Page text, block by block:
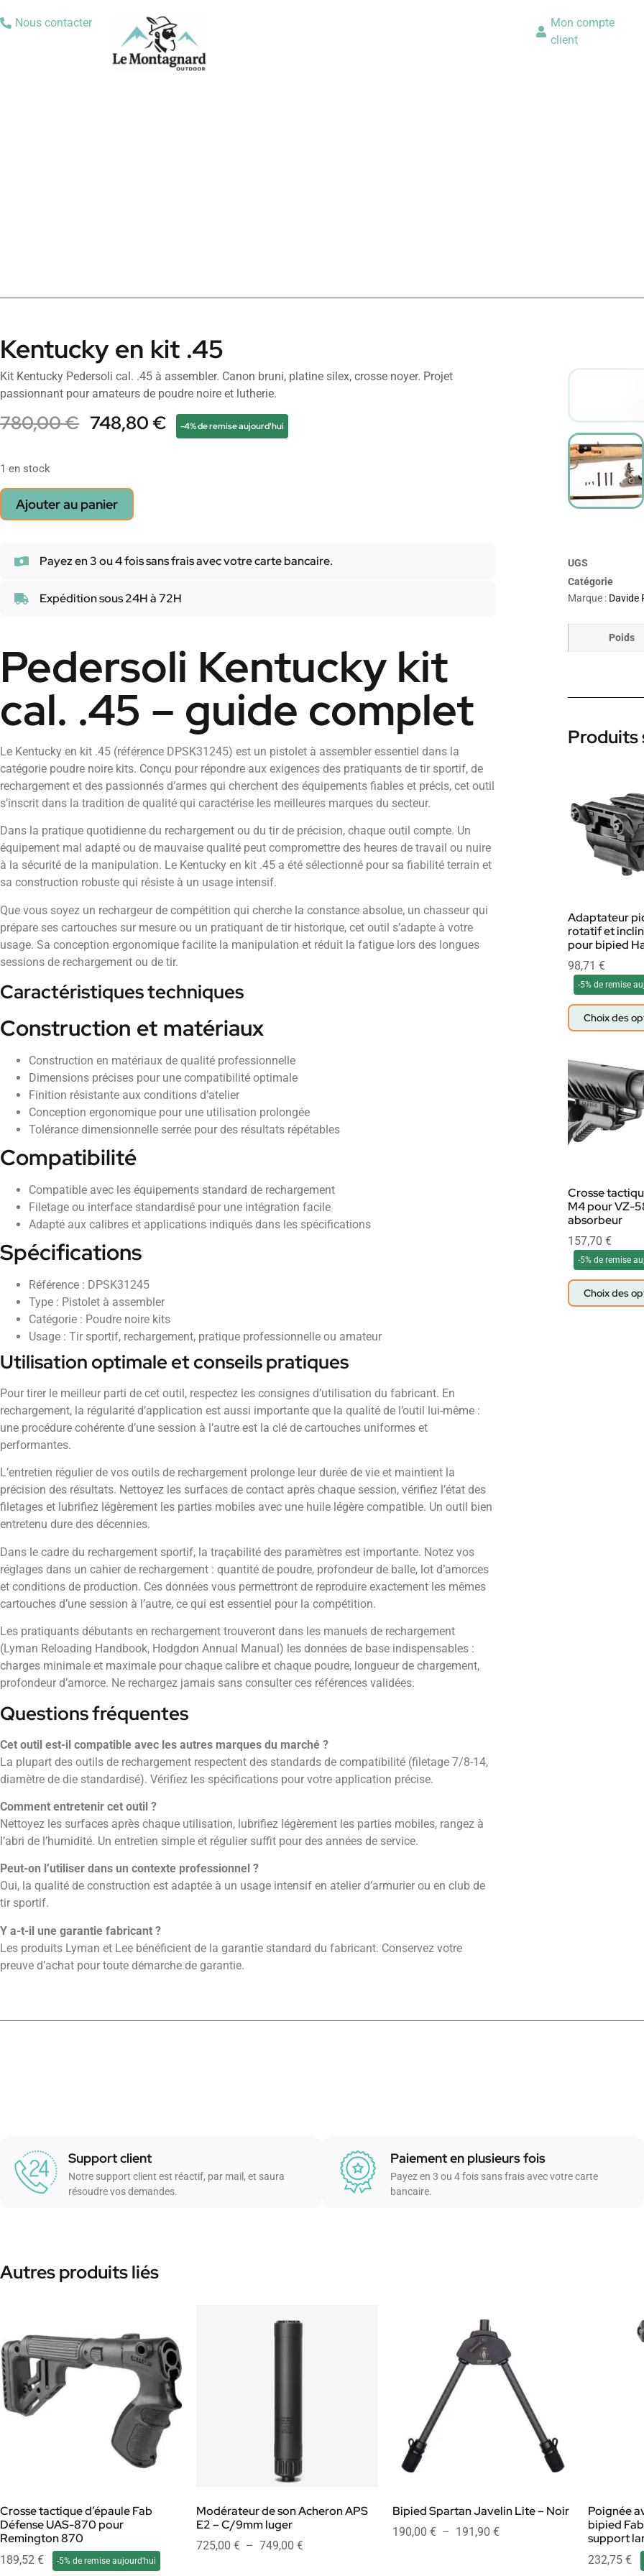
Nous contacter
Mon compte
client
Kentucky en kit .45
Kit Kentucky Pedersoli cal. .45 à assembler. Canon bruni, platine silex, crosse noyer. Projet
passionnant pour amateurs de poudre noire et lutherie.
780,00€ 748,80€ -4% de remise aujourd'hui
1 en stock
Ajouter au panier
Payez en 3 ou 4 fois sans frais avec votre carte bancaire.
Expédition sous 24H à 72H
Pedersoli Kentucky kit
cal. .45 – guide complet
Le Kentucky en kit .45 (référence DPSK31245) est un pistolet à assembler essentiel dans la
catégorie poudre noire kits. Conçu pour répondre aux exigences des pratiquants de tir sportif, de
rechargement et des passionnés d’armes qui cherchent des équipements fiables et précis, cet outil
s’inscrit dans la tradition de qualité qui caractérise les meilleures marques du secteur.
Dans la pratique quotidienne du rechargement ou du tir de précision, chaque outil compte. Un
équipement mal adapté ou de mauvaise qualité peut compromettre des heures de travail ou nuire
à la sécurité de la manipulation. Le Kentucky en kit .45 a été sélectionné pour sa fiabilité terrain et
sa construction robuste qui résiste à un usage intensif.
Que vous soyez un rechargeur de compétition qui cherche la constance absolue, un chasseur qui
prépare ses cartouches sur mesure ou un pratiquant de tir historique, cet outil s’adapte à votre
usage. Sa conception ergonomique facilite la manipulation et réduit la fatigue lors des longues
sessions de rechargement ou de tir.
Caractéristiques techniques
Construction et matériaux
Construction en matériaux de qualité professionnelle
Dimensions précises pour une compatibilité optimale
Finition résistante aux conditions d’atelier
Conception ergonomique pour une utilisation prolongée
Tolérance dimensionnelle serrée pour des résultats répétables
Compatibilité
Compatible avec les équipements standard de rechargement
Filetage ou interface standardisé pour une intégration facile
Adapté aux calibres et applications indiqués dans les spécifications
Spécifications
Référence : DPSK31245
Type : Pistolet à assembler
Catégorie : Poudre noire kits
Usage : Tir sportif, rechargement, pratique professionnelle ou amateur
Utilisation optimale et conseils pratiques
Pour tirer le meilleur parti de cet outil, respectez les consignes d’utilisation du fabricant. En
rechargement, la régularité d’application est aussi importante que la qualité de l’outil lui-même :
une procédure cohérente d’une session à l’autre est la clé de cartouches uniformes et
performantes.
L’entretien régulier de vos outils de rechargement prolonge leur durée de vie et maintient la
précision des résultats. Nettoyez les surfaces de contact après chaque session, vérifiez l’état des
filetages et lubrifiez légèrement les parties mobiles avec une huile légère compatible. Un outil bien
entretenu dure des décennies.
Dans le cadre du rechargement sportif, la traçabilité des paramètres est importante. Notez vos
réglages dans un cahier de rechargement : quantité de poudre, profondeur de balle, lot d’amorces
et conditions de production. Ces données vous permettront de reproduire exactement les mêmes
cartouches d’une session à l’autre, ce qui est essentiel pour la compétition.
Les pratiquants débutants en rechargement trouveront dans les manuels de rechargement
(Lyman Reloading Handbook, Hodgdon Annual Manual) les données de base indispensables :
charges minimale et maximale pour chaque calibre et chaque poudre, longueur de chargement,
profondeur d’amorce. Ne rechargez jamais sans consulter ces références validées.
Questions fréquentes
Cet outil est-il compatible avec les autres marques du marché ?
La plupart des outils de rechargement respectent des standards de compatibilité (filetage 7/8-14,
diamètre de die standardisé). Vérifiez les spécifications pour votre application précise.
Comment entretenir cet outil ?
Nettoyez les surfaces après chaque utilisation, lubrifiez légèrement les parties mobiles, rangez à
l’abri de l’humidité. Un entretien simple et régulier suffit pour des années de service.
Peut-on l’utiliser dans un contexte professionnel ?
Oui, la qualité de construction est adaptée à un usage intensif en atelier d’armurier ou en club de
tir sportif.
Y a-t-il une garantie fabricant ?
Les produits Lyman et Lee bénéficient de la garantie standard du fabricant. Conservez votre
preuve d’achat pour toute démarche de garantie.
UGS
Catégorie
Marque : Davide
Poids
Produits
Adaptateur
rotatif et
pour bipied
98,71 €
-5% de remise
Choix des
Crosse
M4 pour VZ-
absorbeur
157,70 €
-5% de remise
Choix des
Support client
Notre support client est réactif, par mail, et saura
résoudre vos demandes.
Paiement en plusieurs fois
Payez en 3 ou 4 fois sans frais avec votre carte
bancaire.
Autres produits liés
Crosse tactique d’épaule Fab
Défense UAS-870 pour
Remington 870
189,52 € -5% de remise aujourd'hui
Modérateur de son Acheron APS
E2 – C/9mm luger
725,00 € – 749,00 €
Bipied Spartan Javelin Lite – Noir
190,00 € – 191,90 €
Poignée
bipied
support
232,75€